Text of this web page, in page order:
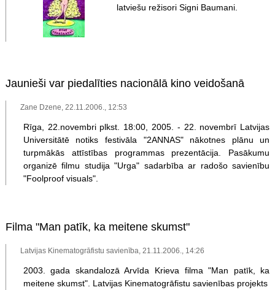
latviešu režisori Signi Baumani.
Jaunieši var piedalīties nacionālā kino veidošanā
Zane Dzene, 22.11.2006., 12:53
Rīga, 22.novembri plkst. 18:00, 2005. - 22. novembrī Latvijas
Universitātē notiks festivāla "2ANNAS" nākotnes plānu un
turpmākās attīstības programmas prezentācija. Pasākumu
organizē filmu studija "Urga" sadarbība ar radošo savienību
"Foolproof visuals".
Filma "Man patīk, ka meitene skumst"
Latvijas Kinematogrāfistu savienība, 21.11.2006., 14:26
2003. gada skandalozā Arvīda Krieva filma "Man patīk, ka
meitene skumst". Latvijas Kinematogrāfistu savienības projekts